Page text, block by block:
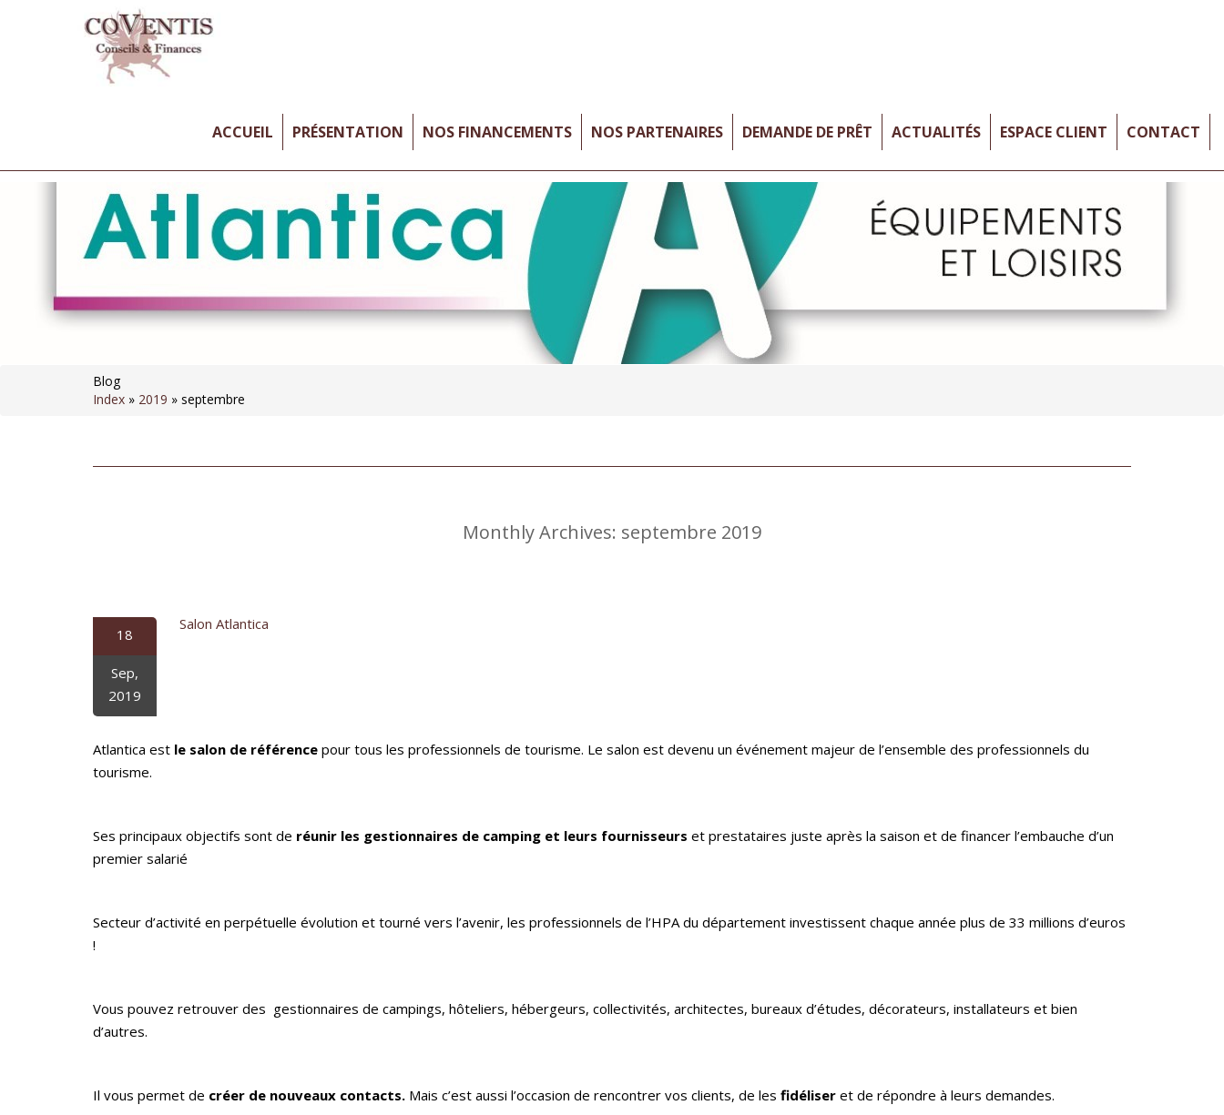
ACCUEIL PRÉSENTATION NOS FINANCEMENTS NOS PARTENAIRES DEMANDE DE PRÊT ACTUALITÉS ESPACE CLIENT CONTACT
Blog
Index » 2019 » septembre
Monthly Archives: septembre 2019
18
Sep,
2019
Salon Atlantica
Atlantica est le salon de référence pour tous les professionnels de tourisme. Le salon est devenu un événement majeur de l’ensemble des professionnels du
tourisme.
Ses principaux objectifs sont de réunir les gestionnaires de camping et leurs fournisseurs et prestataires juste après la saison et de financer l’embauche d’un
premier salarié
Secteur d’activité en perpétuelle évolution et tourné vers l’avenir, les professionnels de l’HPA du département investissent chaque année plus de 33 millions d’euros
!
Vous pouvez retrouver des gestionnaires de campings, hôteliers, hébergeurs, collectivités, architectes, bureaux d’études, décorateurs, installateurs et bien
d’autres.
Il vous permet de créer de nouveaux contacts. Mais c’est aussi l’occasion de rencontrer vos clients, de les fidéliser et de répondre à leurs demandes.